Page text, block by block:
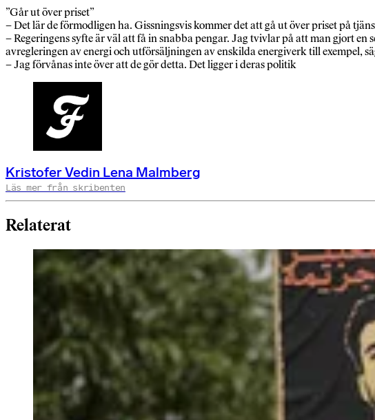
”Går ut över priset”
– Det lär de förmodligen ha. Gissningsvis kommer det att gå ut över priset på
– Regeringens syfte är väl att få in snabba pengar. Jag tvivlar på att man gjort
avregleringen av energi och utförsäljningen av enskilda energiverk till exempel,
– Jag förvånas inte över att de gör detta. Det ligger i deras politik
Kristofer Vedin Lena Malmberg
Läs mer från skribenten
Relaterat